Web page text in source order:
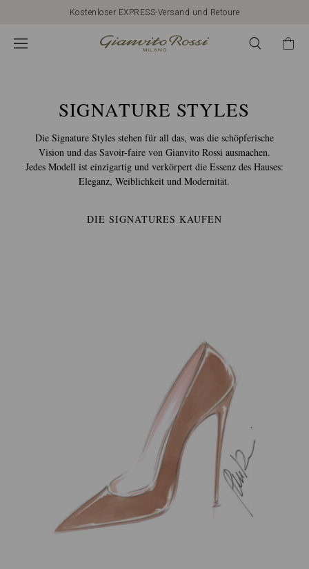
Kostenloser EXPRESS-Versand und Retoure
CALZATURE
ROSSI:
MODELLI
SIGNATURE STYLES
Die Signature Styles stehen für all das, was die schöpferische
Vision und das Savoir-faire von Gianvito Rossi ausmachen.
Jedes Modell ist einzigartig und verkörpert die Essenz des Hauses:
Eleganz, Weiblichkeit und Modernität.
DIE SIGNATURES KAUFEN